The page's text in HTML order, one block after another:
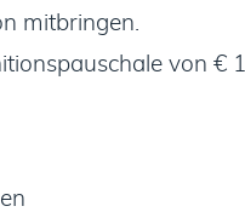
mitbringen.
von €